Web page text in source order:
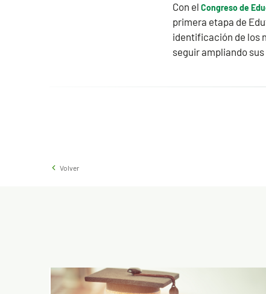
Con el Congreso de
primera etapa de
identificación de los
seguir ampliando
Volver